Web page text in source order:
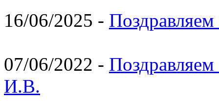
16/06/2025 -
07/06/2022 -
И.В.